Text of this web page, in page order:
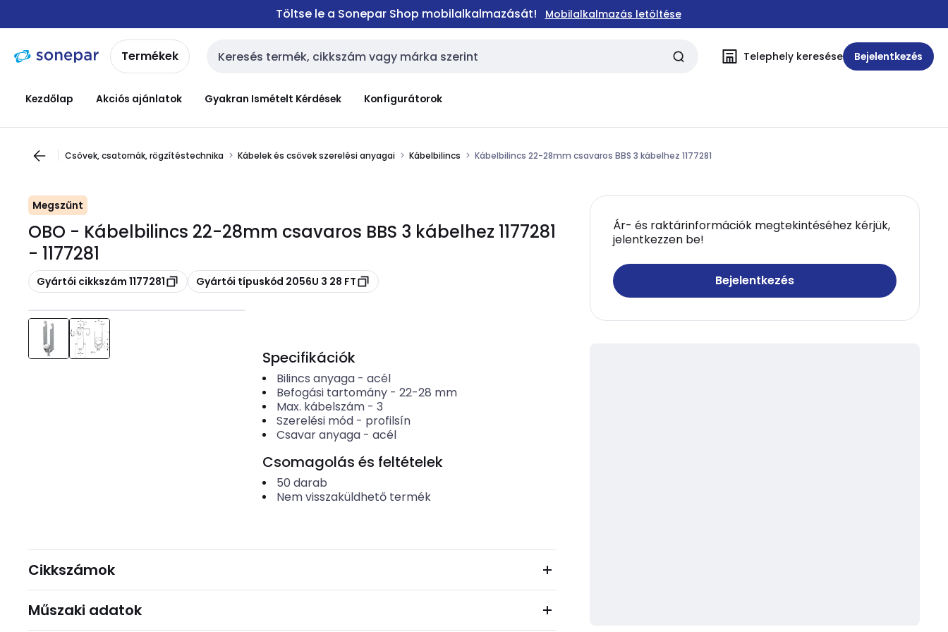
navigációhoztartalomra
Töltse le a Sonepar Shop mobilalkalmazását! Mobilalkalmazás letöltése
Termékek Keresési bemenet Telephely keresése Bejelentkezés
Kezdőlap Akciós ajánlatok Gyakran Ismételt Kérdések Konfigurátorok
Csövek, csatornák, rögzítéstechnika Kábelek és csövek szerelési anyagai Kábelbilincs Kábelbilincs 22-28mm csavaros BBS 3 kábelhez 1177281
Megszűnt
OBO - Kábelbilincs 22-28mm csavaros BBS 3 kábelhez 1177281
- 1177281
Másolás
Gyártói cikkszám 1177281 Másolás
Gyártói típuskód 2056U 3 28 FT
Ár- és raktárinformációk megtekintéséhez kérjük,
jelentkezzen be!
Bejelentkezés
Specifikációk
Bilincs anyaga- acél
Befogási tartomány- 22-28 mm
Max. kábelszám- 3
Szerelési mód- profilsín
Csavar anyaga- acél
Csomagolás és feltételek
50 darab
Nem visszaküldhető termék
Cikkszámok
Műszaki adatok